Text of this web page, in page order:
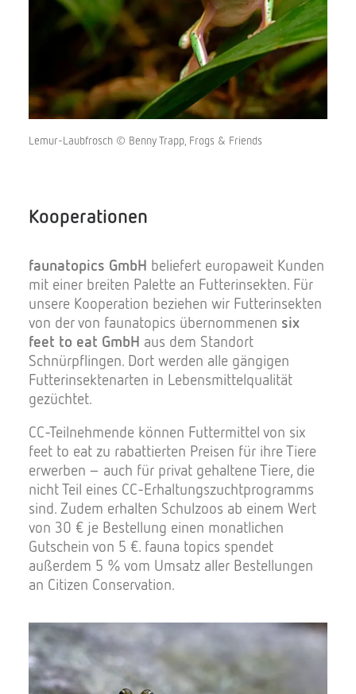
Lemur-Laubfrosch © Benny Trapp, Frogs & Friends
Kooperationen
faunatopics GmbH beliefert europaweit Kunden
mit einer breiten Palette an Futterinsekten. Für
unsere Kooperation beziehen wir Futterinsekten
von der von faunatopics übernommenen six
feet to eat GmbH aus dem Standort
Schnürpflingen. Dort werden alle gängigen
Futterinsektenarten in Lebensmittelqualität
gezüchtet.
CC-Teilnehmende können Futtermittel von six
feet to eat zu rabattierten Preisen für ihre Tiere
erwerben – auch für privat gehaltene Tiere, die
nicht Teil eines CC-Erhaltungszuchtprogramms
sind. Zudem erhalten Schulzoos ab einem Wert
von 30 € je Bestellung einen monatlichen
Gutschein von 5 €. fauna topics spendet
außerdem 5 % vom Umsatz aller Bestellungen
an Citizen Conservation.